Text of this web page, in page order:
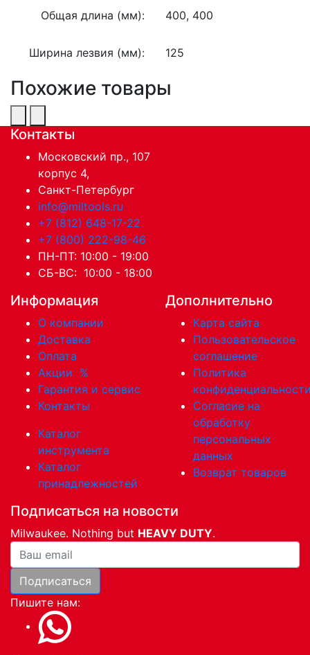
Общая длина (мм): 400, 400
Ширина лезвия (мм): 125
Похожие товары
Контакты
Московский пр., 107
корпус 4,
Санкт-Петербург
info@miltools.ru
+7 (812) 648-17-22
+7 (800) 222-98-46
ПН-ПТ: 10:00 - 19:00
СБ-ВС: 10:00 - 18:00
Информация
О компании
Доставка
Оплата
Акции %
Гарантия и сервис
Контакты
Каталог
инструмента
Каталог
принадлежностей
Дополнительно
Карта сайта
Пользовательское
соглашение
Политика
Согласие на
обработку
персональных
данных
Возврат товаров
Подписаться на новости
Milwaukee. Nothing but HEAVY DUTY.
Ваша почта
Подписаться
Пишите нам: